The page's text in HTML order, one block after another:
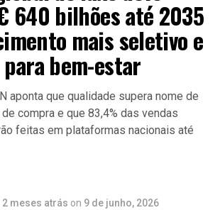
640 bilhões até 2035
mais seletivo e
bem-estar
aponta que qualidade supera nome de
compra e que 83,4% das vendas
feitas em plataformas nacionais até
2 meses atrás on 9 de junho, 2026